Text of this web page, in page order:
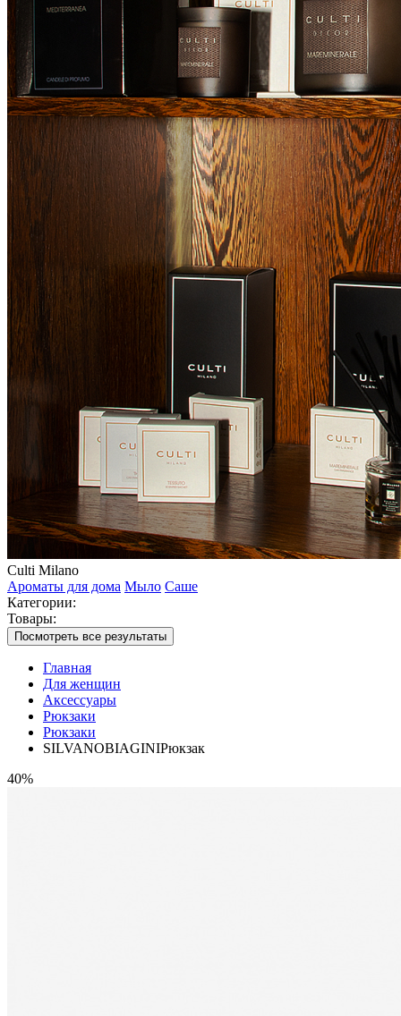
Culti Milano
Ароматы для дома Мыло Саше
Категории:
Товары:
Посмотреть все результаты
Главная
Для женщин
Аксессуары
Рюкзаки
Рюкзаки
SILVANOBIAGINIРюкзак
40%